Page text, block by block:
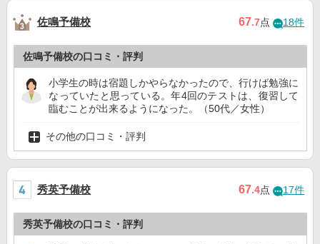
佐鳴予備校 67.7点 18件
佐鳴予備校の口コミ・評判
小学生の時は宿題しかやらなかったので、行けば勉強に
なっていたと思っている。年4回のテストは、復習して
臨むことが出来るようになった。（50代／女性）
その他の口コミ・評判
秀英予備校 67.4点 17件
秀英予備校の口コミ・評判